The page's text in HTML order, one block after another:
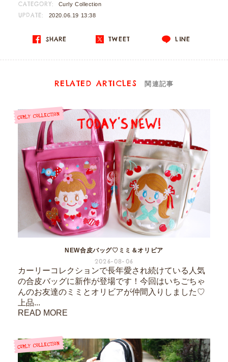
CATEGORY: Curly Collection
UPDATE: 2020.06.19 13:38
SHARE TWEET LINE
RELATED ARTICLES 関連記事
NEW合皮バッグ♡ミミ＆オリビア
2026-08-06
カーリーコレクションで長年愛され続けている人気
の合皮バッグに新作が登場です！今回はいちごちゃ
んのお友達のミミとオリビアが仲間入りしました♡
上品...
READ MORE